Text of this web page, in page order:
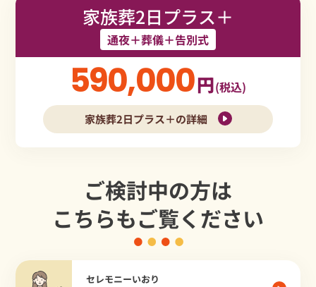
家族葬2日プラス＋
通夜＋葬儀＋告別式
590,000円(税込)
家族葬2日プラス＋の詳細
ご検討中の方は
こちらもご覧ください
セレモニーいおり